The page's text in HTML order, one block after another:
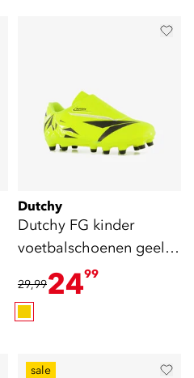
Dutchy
Dutchy FG kinder
voetbalschoenen geel
zwart
29,992499
sale